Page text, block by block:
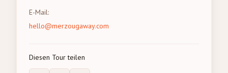
E-Mail:
hello@merzougaway.com
Diesen Tour teilen